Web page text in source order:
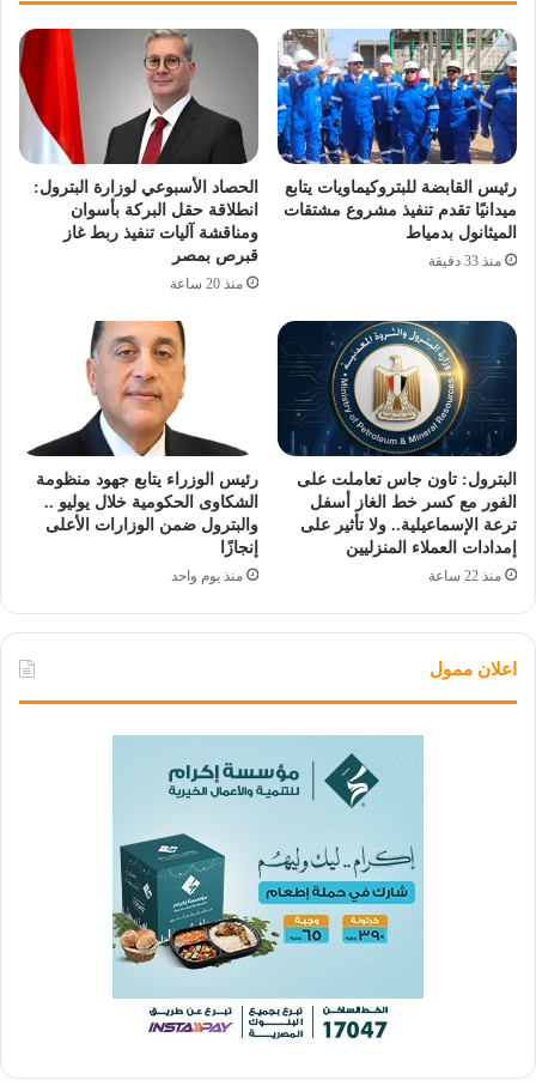
رئيس القابضة للبتروكيماويات يتابع
ميدانيًا تقدم تنفيذ مشروع مشتقات
الميثانول بدمياط
منذ 33 دقيقة
الحصاد الأسبوعي لوزارة البترول:
انطلاقة حقل البركة بأسوان
ومناقشة آليات تنفيذ ربط غاز
قبرص بمصر
منذ 20 ساعة
البترول: تاون جاس تعاملت على
الفور مع كسر خط الغاز أسفل
ترعة الإسماعيلية.. ولا تأثير على
إمدادات العملاء المنزليين
منذ 22 ساعة
رئيس الوزراء يتابع جهود منظومة
الشكاوى الحكومية خلال يوليو ..
والبترول ضمن الوزارات الأعلى
إنجازًا
منذ يوم واحد
اعلان ممول